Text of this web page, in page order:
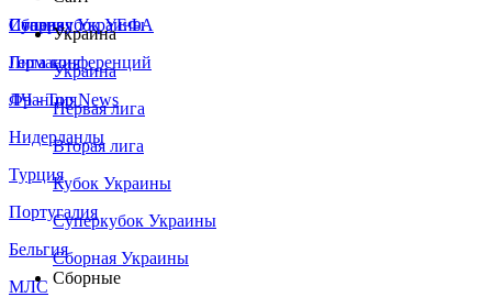
Сборная Украины
Италия
Германия
Франция
Нидерланды
Турция
Португалия
Бельгия
МЛС
Суперкубок УЕФА
Лига конференций
ЛЧ - Top News
Украина
Украина
Первая лига
Вторая лига
Кубок Украины
Суперкубок Украины
Сборная Украины
Сборные